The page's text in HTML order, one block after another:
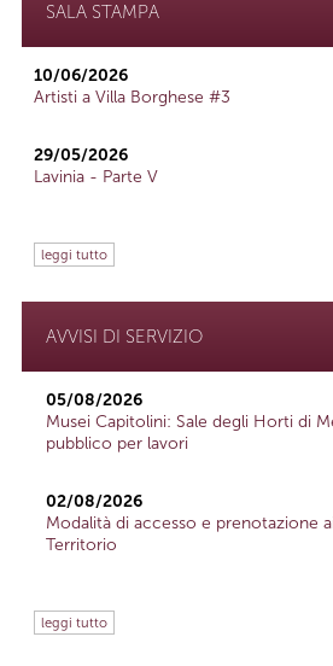
SALA STAMPA
10/06/2026
Artisti a Villa Borghese #3
29/05/2026
Lavinia - Parte V
leggi tutto
AVVISI DI SERVIZIO
05/08/2026
Musei Capitolini: Sale degli Horti di
pubblico per lavori
02/08/2026
Modalità di accesso e prenotazione
Territorio
leggi tutto